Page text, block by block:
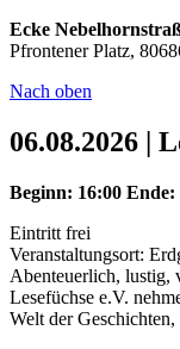
Ecke
Pfrontener Platz,
Nach oben
06.08.2026 |
Beginn: 16:00 Ende:
Eintritt frei
Veranstaltungsort:
Abenteuerlich, lustig,
Lesefüchse e.V.
Welt der